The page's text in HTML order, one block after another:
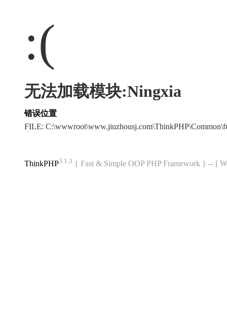
:(
无法加载模块:Ningxia
错误位置
FILE:
ThinkPHP3.1.3 { Fast & Simple OOP PHP Framework } -- [